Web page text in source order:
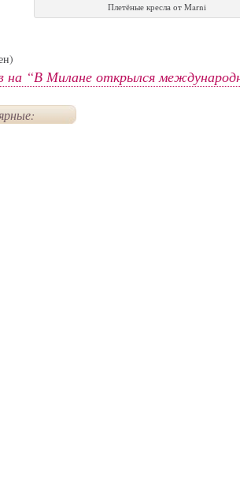
Плетёные кресла от Marni
на “В Милане открылся